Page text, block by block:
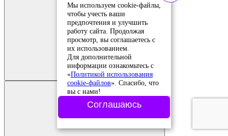
Добавить в
сравнение
Добавлено в
сравнение
Мы используем cookie-файлы,
чтобы учесть ваши
предпочтения и улучшить
работу сайта. Продолжая
просмотр, вы соглашаетесь с
их использованием.
Для дополнительной
информации ознакомьтесь с
«Политикой использования
cookie-файлов». Спасибо, что
вы с нами!
Соглашаюсь